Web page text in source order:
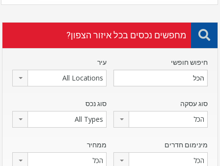
מחפשים נכסים בכל איזור הצפון?
חיפוש חופשי עיר
All Locations
סוג עסקה
הכל
סוג נכס
All Types
מינימום חדרים
הכל
ממחיר
הכל